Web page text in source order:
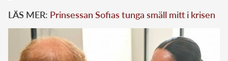
LÄS MER: Prinsessan Sofias tunga smäll mitt i krisen